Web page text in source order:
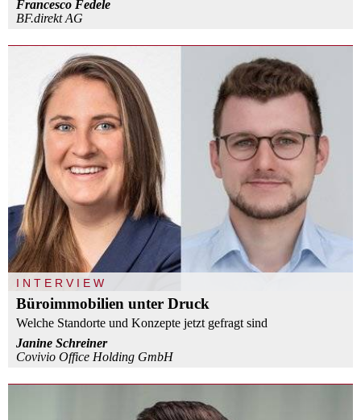
Francesco Fedele
BF.direkt AG
INTERVIEW
Büroimmobilien unter Druck
Welche Standorte und Konzepte jetzt gefragt sind
Janine Schreiner
Covivio Office Holding GmbH